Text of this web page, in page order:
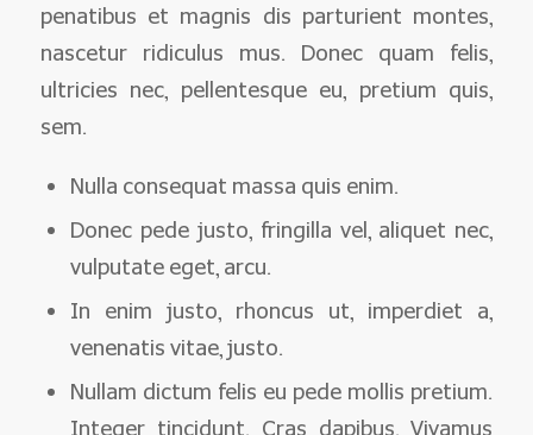
penatibus et magnis dis parturient montes,
nascetur ridiculus mus. Donec quam felis,
ultricies nec, pellentesque eu, pretium quis,
sem.
Nulla consequat massa quis enim.
Donec pede justo, fringilla vel, aliquet nec,
vulputate eget, arcu.
In enim justo, rhoncus ut, imperdiet a,
venenatis vitae, justo.
Nullam dictum felis eu pede mollis pretium.